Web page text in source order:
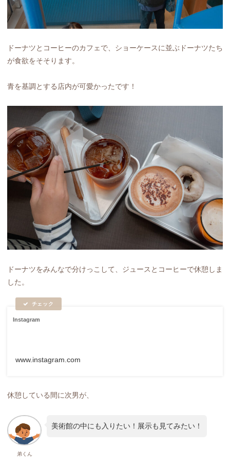
ドーナツとコーヒーのカフェで、ショーケースに並ぶドーナツたち
が食欲をそそります。
青を基調とする店内が可愛かったです！
ドーナツをみんなで分けっこして、ジュースとコーヒーで休憩しま
した。
Instagram
www.instagram.com
休憩している間に次男が、
弟くん
美術館の中にも入りたい！展示も見てみたい！